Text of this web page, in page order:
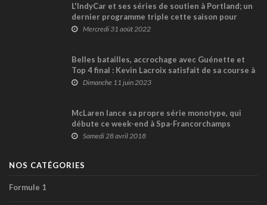
L'IndyCar et ses séries de soutien à Portland; un
dernier programme triple cette saison pour
Thomas Nepveu en USF2000
Mercredi 31 août 2022
Belles batailles, accrochage avec Guénette et
Top 4 final : Kevin Lacroix satisfait de sa course à
Vallée-Jonction
Dimanche 11 juin 2023
McLaren lance sa propre série monotype, qui
débute ce week-end à Spa-Francorchamps
Samedi 28 avril 2018
NOS CATÉGORIES
Formule 1